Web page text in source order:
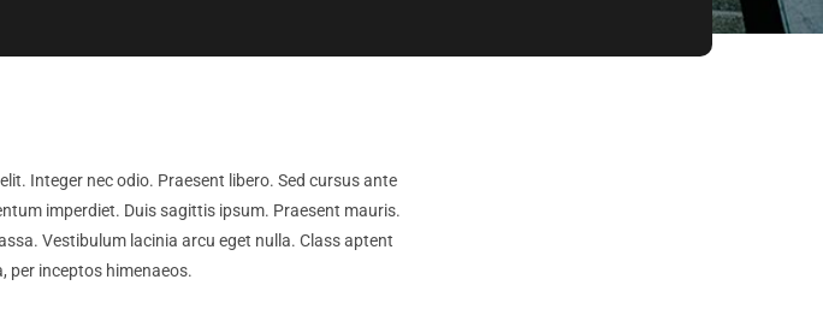
Integer nec odio. Praesent libero. Sed cursus ante
imperdiet. Duis sagittis ipsum. Praesent mauris.
Vestibulum lacinia arcu eget nulla. Class aptent
per inceptos himenaeos.